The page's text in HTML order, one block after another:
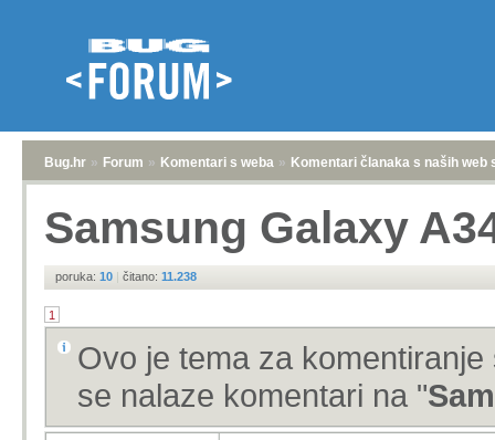
Bug.hr » Forum » Komentari s weba » Komentari članaka s naših web
Samsung Galaxy
poruka: 10 | čitano: 11.238
1
Ovo je tema za
se nalaze komentari na "